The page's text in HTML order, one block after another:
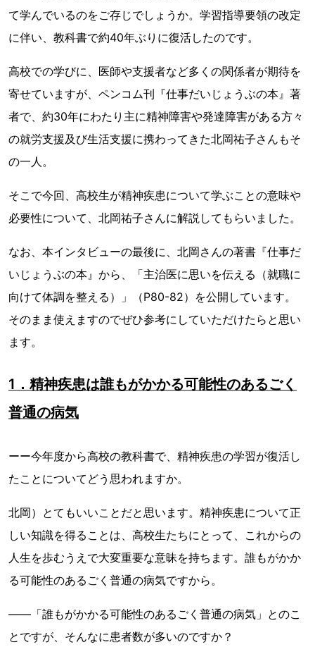
て学んでいるのをご存じでしょうか。学習指導要領の改定
に伴い、教科書で約40年ぶりに復活したのです。
高校での学びに、医師や支援者など多くの関係者が期待を
寄せていますが、ペンコム刊『仕事だいじょうぶの本』著
者で、約30年にわたり主に精神障害や発達障害がある方々
の就労支援及び生活支援に携わってきた北岡祐子さんもそ
の一人。
そこで今回、高校生が精神疾患について学ぶことの意味や
必要性について、北岡祐子さんに解説してもらいました。
なお、本インタビューの最後に、北岡さんの著書『仕事だ
いじょうぶの本』から、「主治医に思いを伝える（就職に
向けて体調を整える）」（P80-82）を公開しています。
そのまま使えますのでぜひ参考にしていただけたらと思い
ます。
1．精神疾患は誰もがかかる可能性のあるごく
普通の病気
ーー今年度から高校の教科書で、精神疾患の学習が復活し
たことについてどう思われますか。
北岡）とてもいいことだと思います。精神疾患について正
しい知識を得ることは、高校生たちにとって、これからの
人生を歩むうえで大変重要な意昧を持ちます。誰もがかか
る可能性のあるごく普通の病気ですから。
――「誰もがかかる可能性のあるごく普通の病気」とのこ
とですが、そんなに患者数が多いのですか？